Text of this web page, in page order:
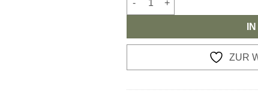
ZUR